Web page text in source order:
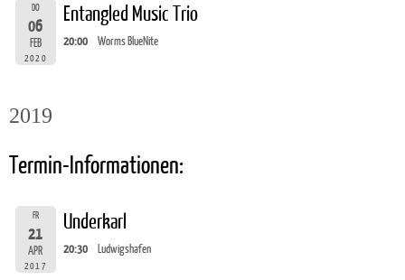
DO
06
FEB
2020
Entangled Music Trio
20:00 Worms BlueNite
2019
Termin-Informationen:
FR
21
APR
2017
Underkarl
20:30 Ludwigshafen